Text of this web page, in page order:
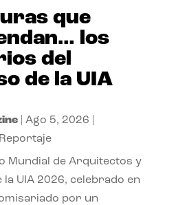
que
los
del
de la UIA
| Ago 5, 2026
Reportaje
Mundial de Arquitectos y
UIA 2026, celebrado en
por un